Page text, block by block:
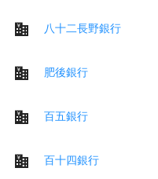
八十二長野銀行
肥後銀行
百五銀行
百十四銀行